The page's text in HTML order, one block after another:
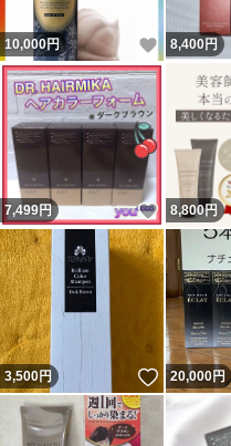
10,000円 いいね！
8,400円
7,499円 いいね！
8,800円
3,500円 いいね！
20,000円